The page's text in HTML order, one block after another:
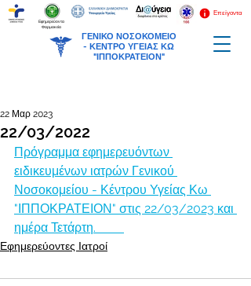
ΓΕΝΙΚΟ ΝΟΣΟΚΟΜΕΙΟ
- ΚΕΝΤΡΟ ΥΓΕΙΑΣ ΚΩ
"ΙΠΠΟΚΡΑΤΕΙΟΝ"
Επείγοντα
Εφημερεύοντα
Φαρμακεία
22/03/2022
22 Μαρ 2023
Πρόγραμμα εφημερευόντων
ειδικευμένων ιατρών Γενικού
Νοσοκομείου - Κέντρου Υγείας Κω
"ΙΠΠΟΚΡΑΤΕΙΟΝ" στις 22/03/2023 και
ημέρα Τετάρτη.
Εφημερεύοντες Ιατροί